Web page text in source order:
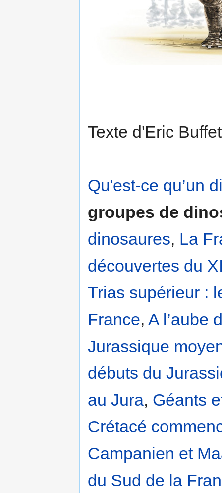
Texte d'Eric
Qu'est-ce qu’un
groupes de
dinosaures, La
découvertes du
Trias supérieur :
France, A l’aube
Jurassique
débuts du
au Jura, Géants
Crétacé
Campanien et
du Sud de la